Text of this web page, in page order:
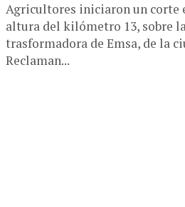
Agricultores iniciaron un corte
altura del kilómetro 13, sobre
trasformadora de Emsa, de la
Reclaman...